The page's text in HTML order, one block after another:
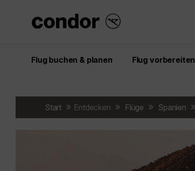
Flug buchen & planen Flug vorbereiten
Start Entdecken Flüge Spanien